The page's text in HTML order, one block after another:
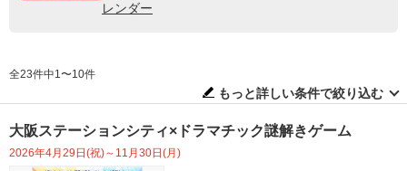
レンダー
全23件中1〜10件
もっと詳しい条件で絞り込む
大阪ステーションシティ×ドラマチック謎解きゲーム
2026年4月29日(祝)～11月30日(月)